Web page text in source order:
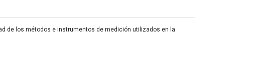
de los métodos e instrumentos de medición utilizados en la